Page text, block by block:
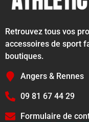
Retrouvez tous vos
accessoires de sport
boutiques.
Angers & Rennes
09 81 67 44 29
Formulaire de